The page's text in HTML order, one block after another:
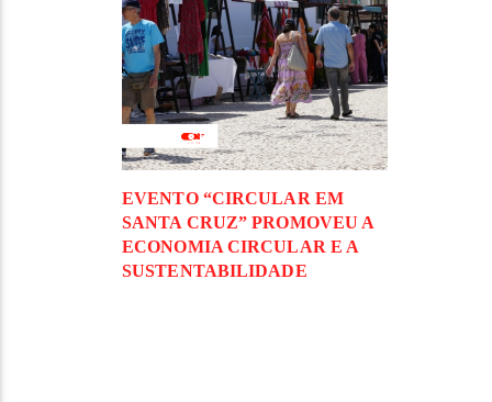
EVENTO “CIRCULAR EM
SANTA CRUZ” PROMOVEU A
ECONOMIA CIRCULAR E A
SUSTENTABILIDADE